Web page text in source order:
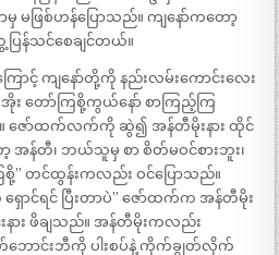
မဖြစ်ဟန်ပြောသည်။ ကျနော်ကတော့
ြန်သင်စေချင်တယ်။
ြောင့် ကျနော်တို့ကို နည်းလမ်းကောင်းလေး
း တော်ကြစို့ကွယ်နော် စာကြည့်ကြ
ဇော်ထက်လက်ကို ဆွဲ၍ အန်တီမိုးနား ထိုင်
အန်တီ၊ ဘယ်သူမှ စာ စိတ်မဝင်စားဘူး၊
စို့” တင်ထွန်းကလည်း ဝင်ပြောသည်။
င်ရင် ပြီးတာပဲ” ဇော်ထက်က အန်တီမိုး
နား ဖိချသည်။ အန်တီမိုးကလည်း
ဘောင်းဘီကို ပါးစပ်နဲ့ ကိုက်ချွတ်လိုက်